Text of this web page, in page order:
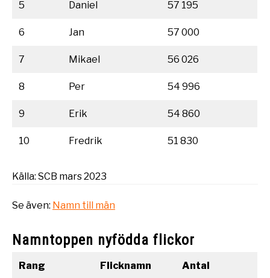
5 Daniel 57 195
6 Jan 57 000
7 Mikael 56 026
8 Per 54 996
9 Erik 54 860
10 Fredrik 51 830
Källa: SCB mars 2023
Se även: Namn till män
Namntoppen nyfödda flickor
Rang Flicknamn Antal